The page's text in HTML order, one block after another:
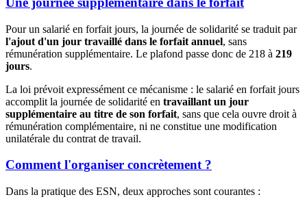
Pour un salarié en forfait jours, la journée de solidarité se traduit par
l'ajout d'un jour travaillé dans le forfait annuel, sans
rémunération supplémentaire. Le plafond passe donc de 218 à 219
jours.
La loi prévoit expressément ce mécanisme : le salarié en forfait jours
accomplit la journée de solidarité en travaillant un jour
supplémentaire au titre de son forfait, sans que cela ouvre droit à
rémunération complémentaire, ni ne constitue une modification
unilatérale du contrat de travail.
Comment l'organiser concrètement ?
Dans la pratique des ESN, deux approches sont courantes :